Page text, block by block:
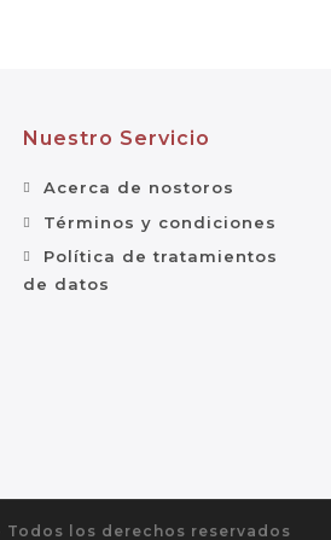
Nuestro Servicio
Acerca de nostoros
Términos y condiciones
Política de tratamientos
de datos
los derechos reservados